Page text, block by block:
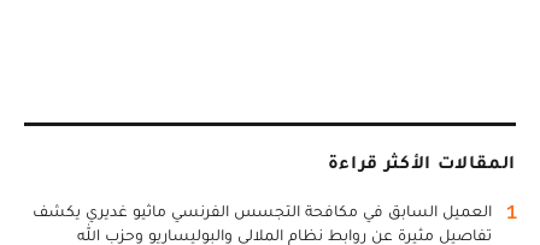
المقالات الأكثر قراءة
1
العميل السابق في مكافحة التجسس الفرنسي ماثيو غديري يكشف
تفاصيل مثيرة عن روابط نظام الملالي والبوليساريو وحزب الله